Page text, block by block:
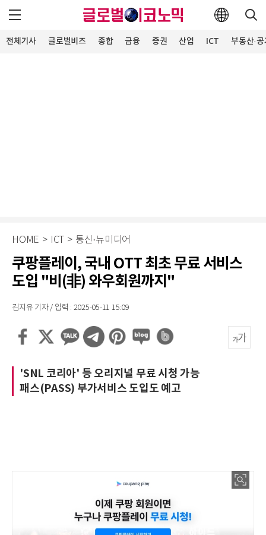
전체기사 글로벌비즈 종합 금융 증권 산업 ICT 부동산·
HOME > ICT > 통신·뉴미디어
쿠팡플레이, 국내 OTT 최초 무료 서비스
도입 "비(非) 와우회원까지"
김지유 기자 / 입력 : 2025-05-11 15:09
'SNL 코리아' 등 오리지널 무료 시청 가능
패스(PASS) 부가서비스 도입도 예고